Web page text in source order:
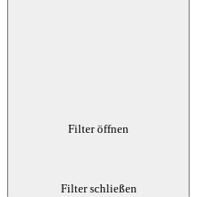
Filter öffnen
Filter schließen